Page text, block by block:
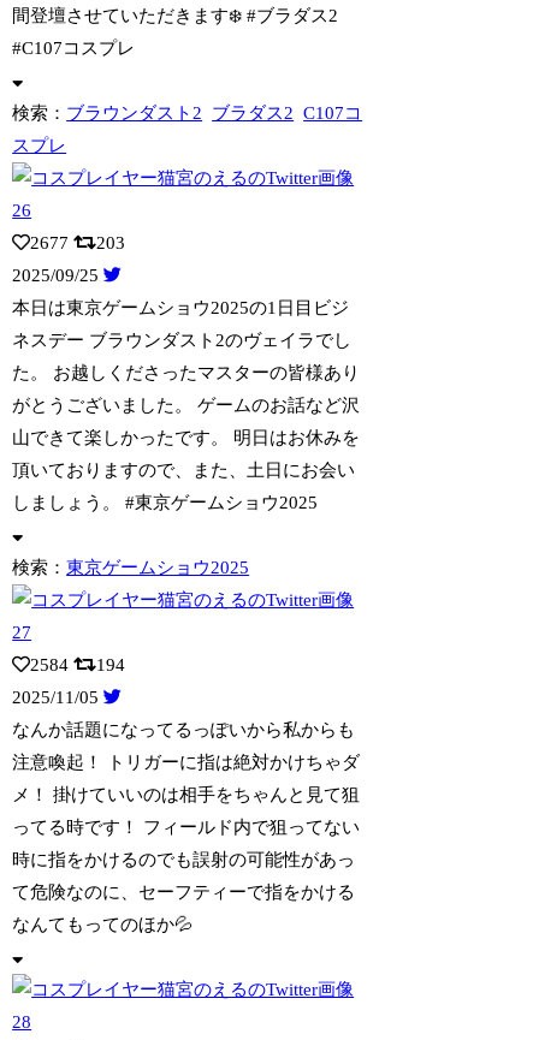
間登壇させていただきます❄️ #ブラダス2
#C107コスプレ
検索： ブラウンダスト2 ブラダス2 C107コ
スプレ
2677
203
2025/09/25
本日は東京ゲームショウ2025の1日目ビジ
ネスデー ブラウンダスト2のヴェイラでし
た。 お越しくださったマスターの皆様あり
がとうございました。 ゲームのお話など沢
山できて楽しかったです。 明日はお休みを
頂いておりますので、また、土日にお会い
しましょう。 #東京ゲームショウ2025
検索：東京ゲームショウ2025
2584
194
2025/11/05
なんか話題になってるっぽいから私からも
注意喚起！ トリガーに指は絶対かけちゃダ
メ！ 掛けていいのは相手をちゃんと見て狙
ってる時です！ フィールド内で狙ってない
時に指をかけるのでも誤射の可能性があっ
て危険なのに、セーフティーで指をかける
なんてもってのほか💦